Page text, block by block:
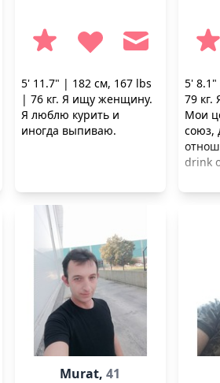
5' 11.7" | 182 см, 167 lbs
| 76 кг. Я ищу женщину.
Я люблю курить и
иногда выпиваю.
5'
79
Мои
союз,
drink
Murat,41